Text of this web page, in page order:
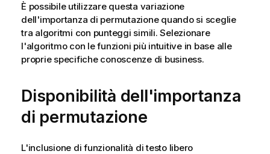
È possibile utilizzare questa variazione
dell'importanza di permutazione quando si sceglie
tra algoritmi con punteggi simili. Selezionare
l'algoritmo con le funzioni più intuitive in base alle
proprie specifiche conoscenze di business.
Disponibilità dell'importanza
di permutazione
L'inclusione di funzionalità di testo libero